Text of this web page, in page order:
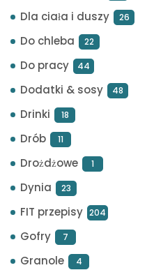
Dla ciała i duszy 26
Do chleba 22
Do pracy 44
Dodatki & sosy 48
Drinki 18
Drób 11
Drożdżowe 1
Dynia 23
FIT przepisy 204
Gofry 7
Granole 4